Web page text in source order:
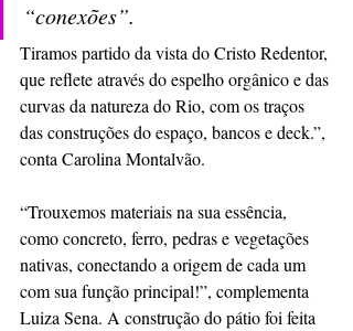
“conexões”.
Tiramos partido da vista do Cristo Redentor,
que reflete através do espelho orgânico e das
curvas da natureza do Rio, com os traços
das construções do espaço, bancos e deck.”,
conta Carolina Montalvão.
“Trouxemos materiais na sua essência,
como concreto, ferro, pedras e vegetações
nativas, conectando a origem de cada um
com sua função principal!”, complementa
Luiza Sena. A construção do pátio foi feita